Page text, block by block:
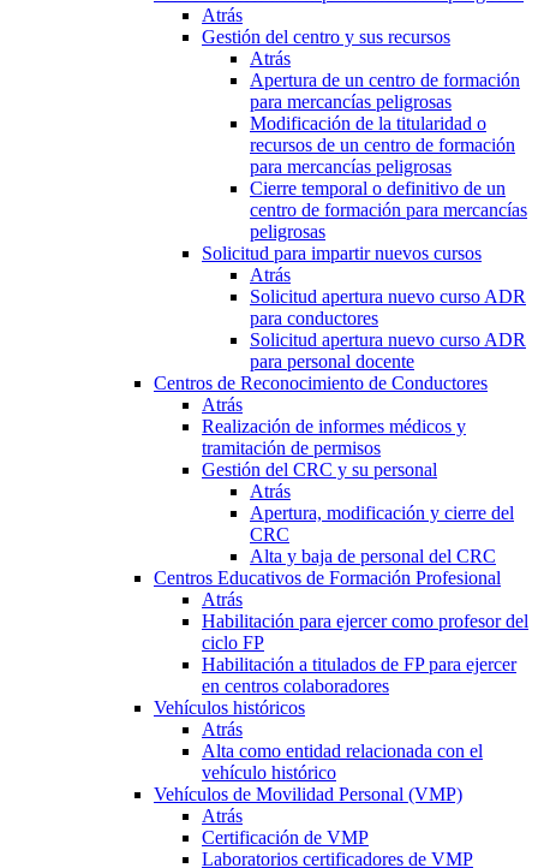
Atrás
Gestión del centro y sus recursos
Atrás
Apertura de un centro de formación
para mercancías peligrosas
Modificación de la titularidad o
recursos de un centro de formación
para mercancías peligrosas
Cierre temporal o definitivo de un
centro de formación para mercancías
peligrosas
Solicitud para impartir nuevos cursos
Atrás
Solicitud apertura nuevo curso ADR
para conductores
Solicitud apertura nuevo curso ADR
para personal docente
Centros de Reconocimiento de Conductores
Atrás
Realización de informes médicos y
tramitación de permisos
Gestión del CRC y su personal
Atrás
Apertura, modificación y cierre del
CRC
Alta y baja de personal del CRC
Centros Educativos de Formación Profesional
Atrás
Habilitación para ejercer como profesor del
ciclo FP
Habilitación a titulados de FP para ejercer
en centros colaboradores
Vehículos históricos
Atrás
Alta como entidad relacionada con el
vehículo histórico
Vehículos de Movilidad Personal (VMP)
Atrás
Certificación de VMP
Laboratorios certificadores de VMP